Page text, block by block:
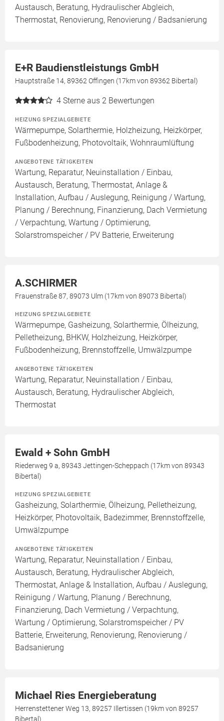
Austausch, Beratung, Hydraulischer Abgleich,
Thermostat, Renovierung, Renovierung / Badsanierung
E+R Baudienstleistungs GmbH
Hauptstraße 14, 89362 Offingen (17km von 89362 Bibertal)
4 Sterne aus 2 Bewertungen
HEIZUNG SPEZIALGEBIETE
Wärmepumpe, Solarthermie, Holzheizung, Heizkörper,
Fußbodenheizung, Photovoltaik, Wohnraumlüftung
ANGEBOTENE TÄTIGKEITEN
Wartung, Reparatur, Neuinstallation / Einbau,
Austausch, Beratung, Thermostat, Anlage &
Installation, Aufbau / Auslegung, Reinigung / Wartung,
Planung / Berechnung, Finanzierung, Dach Vermietung
/ Verpachtung, Wartung / Optimierung,
Solarstromspeicher / PV Batterie, Erweiterung
A.SCHIRMER
Frauenstraße 87, 89073 Ulm (17km von 89073 Bibertal)
HEIZUNG SPEZIALGEBIETE
Wärmepumpe, Gasheizung, Solarthermie, Ölheizung,
Pelletheizung, BHKW, Holzheizung, Heizkörper,
Fußbodenheizung, Brennstoffzelle, Umwälzpumpe
ANGEBOTENE TÄTIGKEITEN
Wartung, Reparatur, Neuinstallation / Einbau,
Austausch, Beratung, Hydraulischer Abgleich,
Thermostat
Ewald + Sohn GmbH
Riederweg 9 a, 89343 Jettingen-Scheppach (17km von 89343
Bibertal)
HEIZUNG SPEZIALGEBIETE
Gasheizung, Solarthermie, Ölheizung, Pelletheizung,
Heizkörper, Photovoltaik, Badezimmer, Brennstoffzelle,
Umwälzpumpe
ANGEBOTENE TÄTIGKEITEN
Wartung, Reparatur, Neuinstallation / Einbau,
Austausch, Beratung, Hydraulischer Abgleich,
Thermostat, Anlage & Installation, Aufbau / Auslegung,
Reinigung / Wartung, Planung / Berechnung,
Finanzierung, Dach Vermietung / Verpachtung,
Wartung / Optimierung, Solarstromspeicher / PV
Batterie, Erweiterung, Renovierung, Renovierung /
Badsanierung
Michael Ries Energieberatung
Herrenstettener Weg 13, 89257 Illertissen (19km von 89257
Bibertal)